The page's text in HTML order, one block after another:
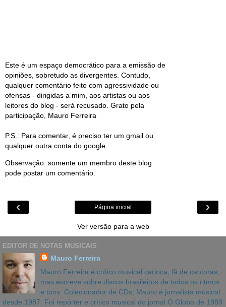
Este é um espaço democrático para a emissão de
opiniões, sobretudo as divergentes. Contudo,
qualquer comentário feito com agressividade ou
ofensas - dirigidas a mim, aos artistas ou aos
leitores do blog - será recusado. Grato pela
participação, Mauro Ferreira
P.S.: Para comentar, é preciso ter um gmail ou
qualquer outra conta do google.
Observação: somente um membro deste blog
pode postar um comentário.
‹ ›
Página inicial
Ver versão para a web
EDITOR DE NOTAS MUSICAIS
Mauro Ferreira
Mauro Ferreira é crítico musical carioca, fã de cantoras,
mas escreve sobre discos brasileiros de todos os ritmos
e tons. Colecionador de CDs, Mauro é jornalista musical
desde 1987. Foi repórter e crítico musical do jornal O Globo de 1989